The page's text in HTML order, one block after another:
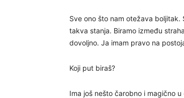
Sve ono što nam otežava
takva stanja. Biramo između
dovoljno. Ja imam pravo na
Koji put biraš?
Ima još nešto čarobno i magično